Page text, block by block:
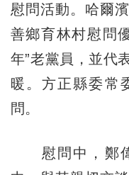
慰問活動。哈爾
善鄉育林村慰問
年”老黨員，並代
暖。方正縣委常
問。
慰問中， 鄭